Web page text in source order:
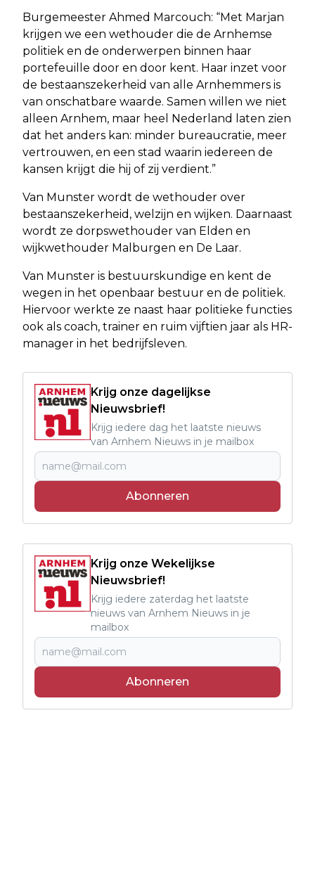
Burgemeester Ahmed Marcouch: “Met Marjan
krijgen we een wethouder die de Arnhemse
politiek en de onderwerpen binnen haar
portefeuille door en door kent. Haar inzet voor
de bestaanszekerheid van alle Arnhemmers is
van onschatbare waarde. Samen willen we niet
alleen Arnhem, maar heel Nederland laten zien
dat het anders kan: minder bureaucratie, meer
vertrouwen, en een stad waarin iedereen de
kansen krijgt die hij of zij verdient.”
Van Munster wordt de wethouder over
bestaanszekerheid, welzijn en wijken. Daarnaast
wordt ze dorpswethouder van Elden en
wijkwethouder Malburgen en De Laar.
Van Munster is bestuurskundige en kent de
wegen in het openbaar bestuur en de politiek.
Hiervoor werkte ze naast haar politieke functies
ook als coach, trainer en ruim vijftien jaar als HR-
manager in het bedrijfsleven.
Krijg onze dagelijkse
Nieuwsbrief!
Krijg iedere dag het laatste nieuws
van Arnhem Nieuws in je mailbox
Abonneren
Krijg onze Wekelijkse
Nieuwsbrief!
Krijg iedere zaterdag het laatste
nieuws van Arnhem Nieuws in je
mailbox
Abonneren